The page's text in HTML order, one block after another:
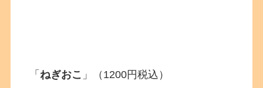
「 ねぎおこ 」（1200円税込）